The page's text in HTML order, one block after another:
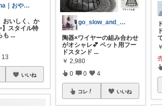
mii_cha｜おやつと暮らし🌷
おいしく、か
】スタイル特
も ...
13
いいね
go_slow_and_smile
陶器×ワイヤーの組み合わせ
がオシャレ💕 ペット用フー
ドスタンド ...
￥ 2,980
0 0 4
コレ いいね
￥